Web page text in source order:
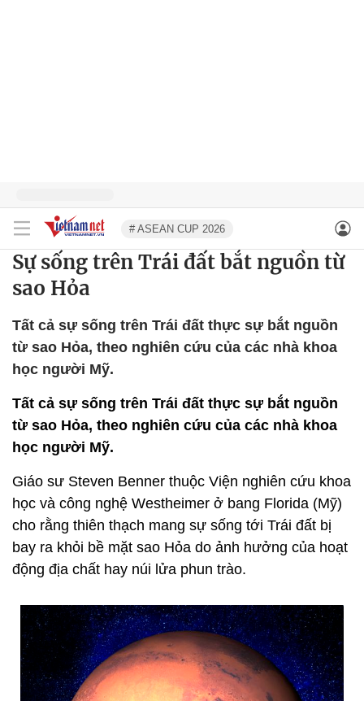
# ASEAN CUP 2026
Sự sống trên Trái đất bắt nguồn từ
sao Hỏa
Tất cả sự sống trên Trái đất thực sự bắt nguồn
từ sao Hỏa, theo nghiên cứu của các nhà khoa
học người Mỹ.
Tất cả sự sống trên Trái đất thực sự bắt nguồn
từ sao Hỏa, theo nghiên cứu của các nhà khoa
học người Mỹ.
Giáo sư Steven Benner thuộc Viện nghiên cứu khoa
học và công nghệ Westheimer ở bang Florida (Mỹ)
cho rằng thiên thạch mang sự sống tới Trái đất bị
bay ra khỏi bề mặt sao Hỏa do ảnh hưởng của hoạt
động địa chất hay núi lửa phun trào.